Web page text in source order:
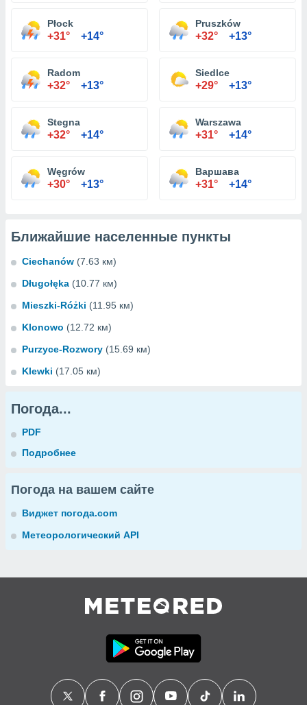
Płock
+31° +14°
Pruszków
+32° +13°
Radom
+32° +13°
Siedlce
+29° +13°
Stegna
+32° +14°
Warszawa
+31° +14°
Węgrów
+30° +13°
Варшава
+31° +14°
Ближайшие населенные пункты
Ciechanów (7.63 км)
Długołęka (10.77 км)
Mieszki-Różki (11.95 км)
Klonowo (12.72 км)
Purzyce-Rozwory (15.69 км)
Klewki (17.05 км)
Погода...
PDF
Подробнее
Погода на вашем сайте
Виджет погода.com
Метеорологический API